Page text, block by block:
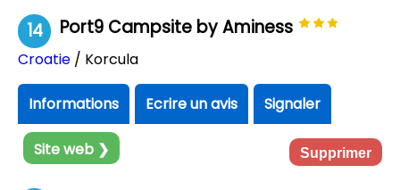
14 Port9 Campsite by Aminess
Croatie / Korcula
Informations Ecrire un avis Signaler
Site web ❯ Supprimer